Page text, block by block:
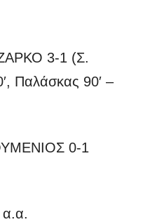
3-1 (Σ.
Παλάσκας 90′ –
0-1